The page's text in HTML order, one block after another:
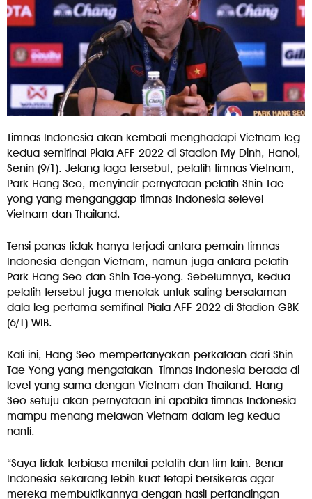
Timnas Indonesia akan kembali menghadapi Vietnam leg
kedua semifinal Piala AFF 2022 di Stadion My Dinh, Hanoi,
Senin (9/1). Jelang laga tersebut, pelatih timnas Vietnam,
Park Hang Seo, menyindir pernyataan pelatih Shin Tae-
yong yang menganggap timnas Indonesia selevel
Vietnam dan Thailand.
Tensi panas tidak hanya terjadi antara pemain timnas
Indonesia dengan Vietnam, namun juga antara pelatih
Park Hang Seo dan Shin Tae-yong. Sebelumnya, kedua
pelatih tersebut juga menolak untuk saling bersalaman
dala leg pertama semifinal Piala AFF 2022 di Stadion GBK
(6/1) WIB.
Kali ini, Hang Seo mempertanyakan perkataan dari Shin
Tae Yong yang mengatakan Timnas Indonesia berada di
level yang sama dengan Vietnam dan Thailand. Hang
Seo setuju akan pernyataan ini apabila timnas Indonesia
mampu menang melawan Vietnam dalam leg kedua
nanti.
“Saya tidak terbiasa menilai pelatih dan tim lain. Benar
Indonesia sekarang lebih kuat tetapi bersikeras agar
mereka membuktikannya dengan hasil pertandingan